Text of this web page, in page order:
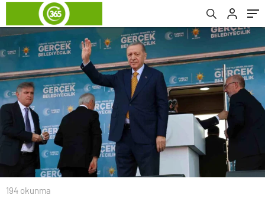
kalkınma rotasından çıkartmadan
hedeflerine doğru ilerletmeyi…
194 okunma